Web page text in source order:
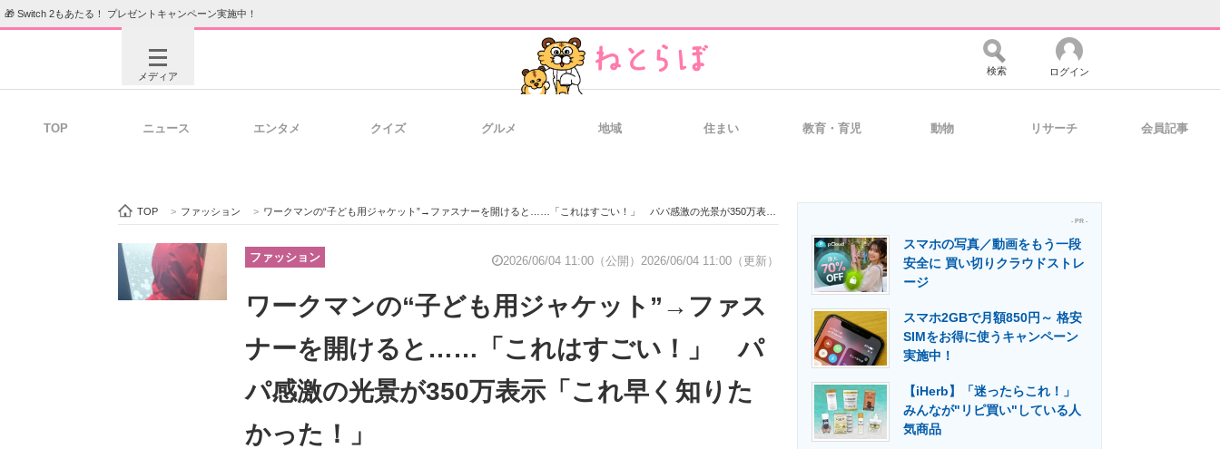
🎁 Switch 2もあたる！ プレゼントキャンペーン実施中！
メディア
ビジネスと働き方のヒント 経営リーダーのコミュニティ マーケ×ITの今がよく分かる
製造業のIT導入・活用を支援
エネルギーの専門メディア 建設×テクノロジーの最前線
検索 ログイン
TOP ニュース エンタメ クイズ グルメ 地域 住まい 教育・育児 動物 リサーチ 会員記事
TOP > ファッション > ワークマンの“子ども用ジャケット”→ファスナーを開けると……「これはすごい！」 パパ感激の光景が350万表示「これ早く知りたかった！」
ファッション 2026/06/04 11:00（公開） 2026/06/04 11:00（更新）
ワークマンの“子ども用ジャケット”→ファス
ナーを開けると……「これはすごい！」 パ
パ感激の光景が350万表示「これ早く知りた
かった！」
- PR -
スマホの写真／動画をもう一段
安全に 買い切りクラウドストレ
ージ
スマホ2GBで月額850円～ 格安
SIMをお得に使うキャンペーン
実施中！
【iHerb】「迷ったらこれ！」
みんなが"リピ買い"している人
気商品